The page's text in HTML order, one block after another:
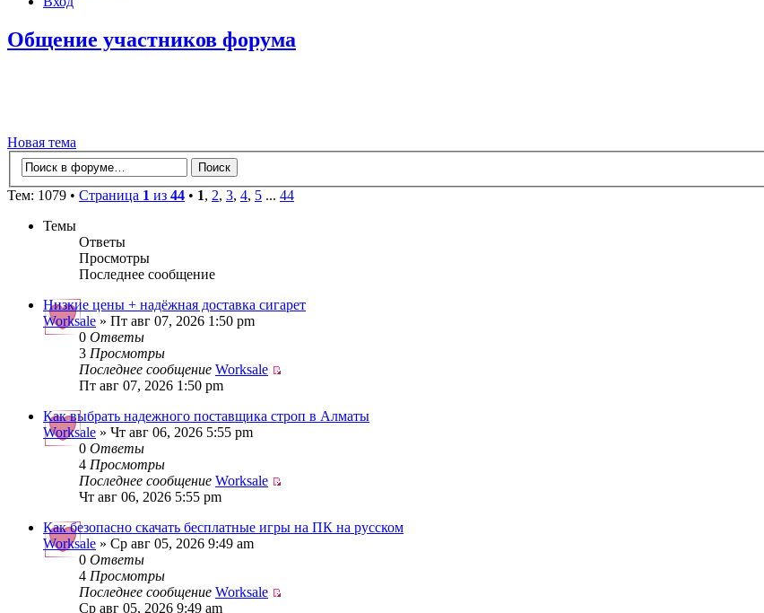
Общение участников форума
Новая тема
Тем: 1079 • Страница 1 из 44 • 1, 2, 3, 4, 5 ... 44
Темы
Ответы
Просмотры
Последнее сообщение
Низкие цены + надёжная доставка сигарет
Worksale » Пт авг 07, 2026 1:50 pm
0 Ответы
3 Просмотры
Последнее сообщение Worksale
Пт авг 07, 2026 1:50 pm
Как выбрать надежного поставщика строп в Алматы
Worksale » Чт авг 06, 2026 5:55 pm
0 Ответы
4 Просмотры
Последнее сообщение Worksale
Чт авг 06, 2026 5:55 pm
Как безопасно скачать бесплатные игры на ПК на русском
Worksale » Ср авг 05, 2026 9:49 am
0 Ответы
4 Просмотры
Последнее сообщение Worksale
Ср авг 05, 2026 9:49 am